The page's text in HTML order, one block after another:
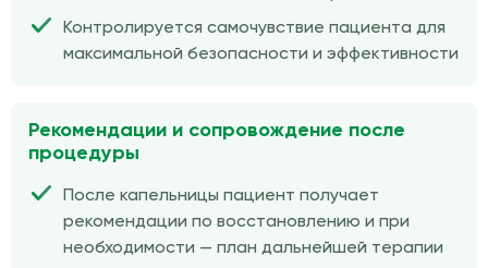
Контролируется самочувствие пациента для
максимальной безопасности и эффективности
Рекомендации и сопровождение после
процедуры
После капельницы пациент получает
рекомендации по восстановлению и при
необходимости — план дальнейшей терапии